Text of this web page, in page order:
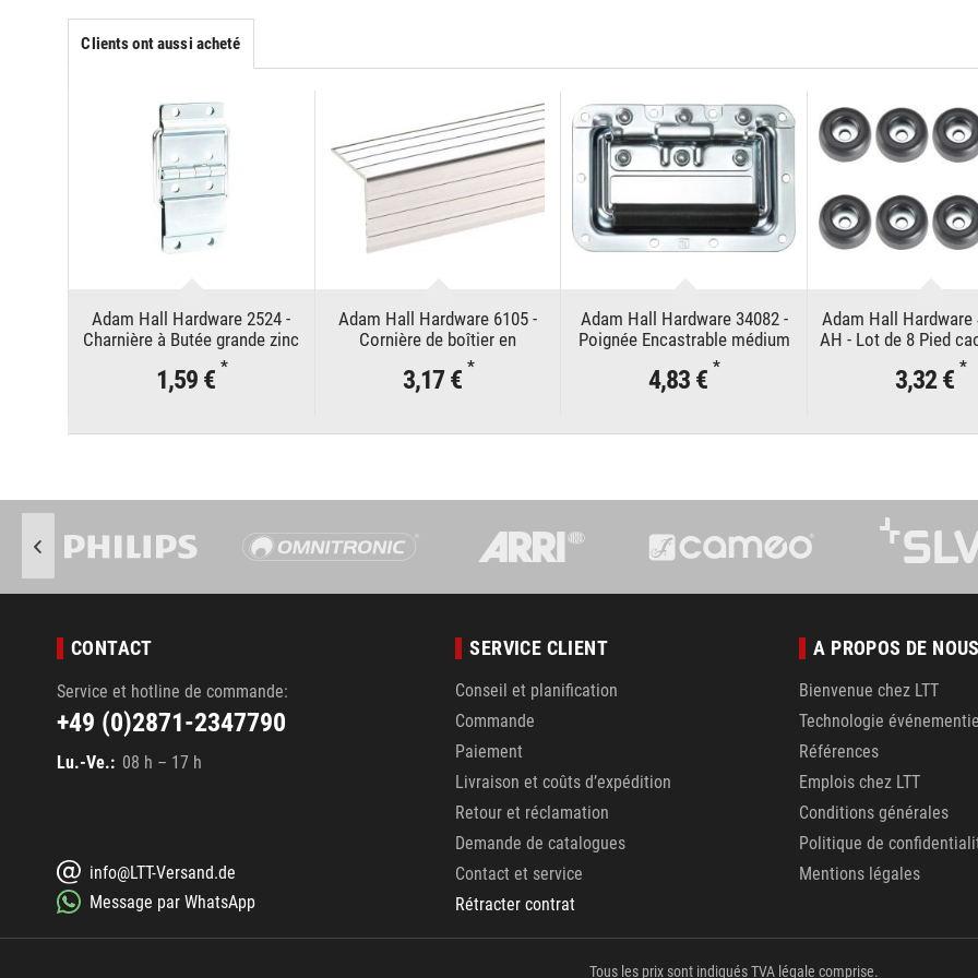
Clients ont aussi acheté
Adam Hall Hardware 2524 -
Charnière à Butée grande zinc
1,59 € *
Adam Hall Hardware 6105 -
Cornière de boîtier en
aluminium 30 x 30 mm
3,17 € *
Adam Hall Hardware 34082 -
Poignée Encastrable médium
à Ressort Cuvette 8 mm
4,83 € *
Adam Hall Hardware
AH - Lot de 8 Pied
25 x 11 mm noir en
3,32 € *
CONTACT
Service et hotline de commande:
+49 (0)2871-2347790
Lu.-Ve.: 08 h – 17 h
info@LTT-Versand.de
Message par WhatsApp
SERVICE CLIENT
Conseil et planification
Commande
Paiement
Livraison et coûts d’expédition
Retour et réclamation
Demande de catalogues
Contact et service
Rétracter contrat
A PROPOS DE NOUS
Bienvenue chez LTT
Technologie
Références
Emplois chez LTT
Conditions générales
Politique de
Mentions légales
Tous les prix sont indiqués TVA légale comprise.